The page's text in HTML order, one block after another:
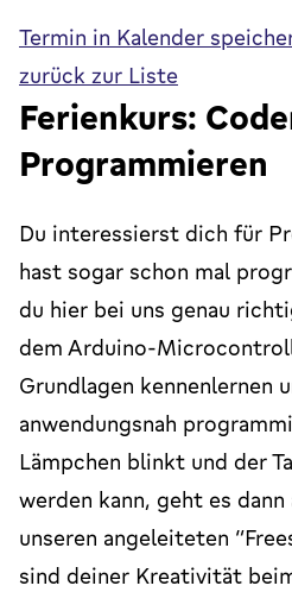
Termin in Kalender
zurück zur Liste
Ferienkurs:
Programmieren
Du interessierst dich für
hast sogar schon mal
du hier bei uns genau
dem Arduino-
Grundlagen kennenlernen
anwendungsnah
Lämpchen blinkt und der
werden kann, geht es
unseren angeleiteten
sind deiner Kreativität